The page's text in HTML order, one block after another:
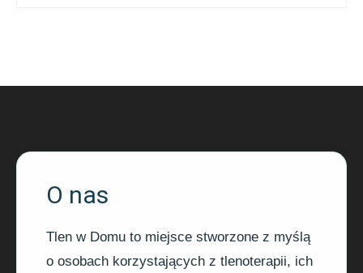
O nas
Tlen w Domu to miejsce stworzone z myślą
o osobach korzystających z tlenoterapii, ich